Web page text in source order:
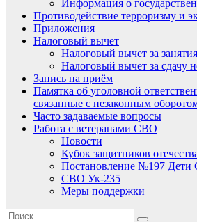
Информация о
Противодействие терроризму и
Приложения
Налоговый вычет
Налоговый вычет за
Налоговый вычет за сдачу
Запись на приём
Памятка об уголовной
связанные с незаконным
Часто задаваемые вопросы
Работа с ветеранами СВО
Новости
Кубок защитников
Постановление №197
СВО Ук-235
Меры поддержки